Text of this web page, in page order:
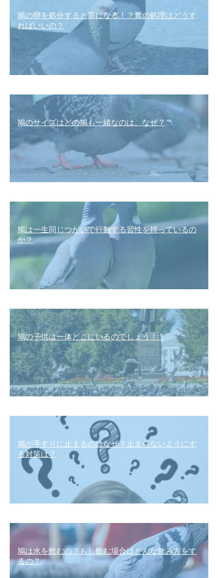
鳩の卵を処分すると罪になる！？糞の処理はどうす
ればいいの？
鳩のサイズはどの鳩も一緒なのは、なぜ？
鳩は一生同じつがいで行動する習性を持っているの
か？
鳩の子供は一体どこにいるのでしょう！？
鳩が手すりに止まるのはなぜ？止まらないようにす
る対策は？
鳩は水を飲むの？もし飲む場合はどんな飲み方をす
るの？